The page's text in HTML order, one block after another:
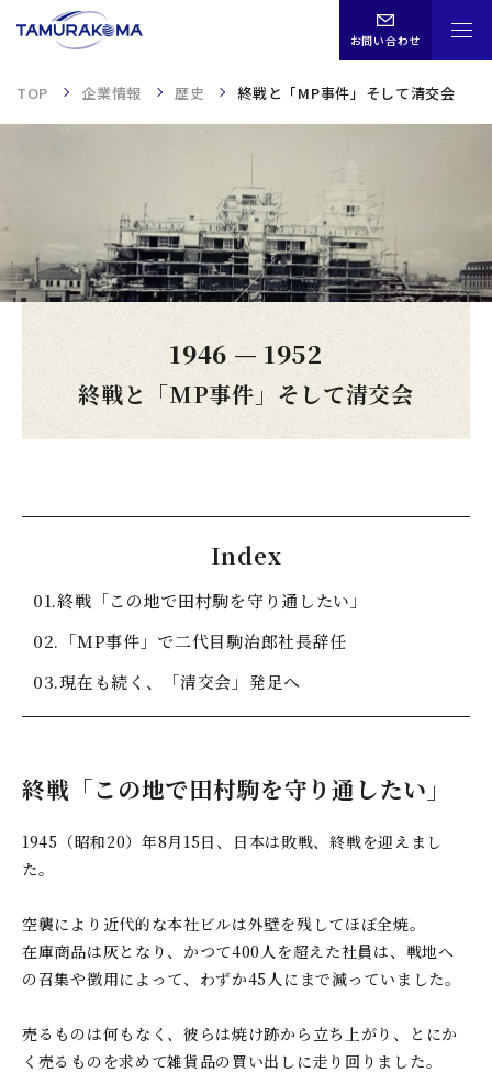
お問い合わせ
ENG
TOP
サスティナビリティ
お問い合わせ
こちら
TOP 企業情報 歴史 終戦と「MP事件」そして清交会
1946 — 1952
終戦と「MP事件」そして清交会
Index
01.終戦「この地で田村駒を守り通したい」
02. 「MP事件」で二代目駒治郎社長辞任
03.現在も続く、「清交会」発足へ
終戦「この地で田村駒を守り通したい」
1945（昭和20）年8月15日、日本は敗戦、終戦を迎えまし
た。
空襲により近代的な本社ビルは外壁を残してほぼ全焼。
在庫商品は灰となり、かつて400人を超えた社員は、戦地へ
の召集や徴用によって、わずか45人にまで減っていました。
売るものは何もなく、彼らは焼け跡から立ち上がり、とにか
く売るものを求めて雑貨品の買い出しに走り回りました。